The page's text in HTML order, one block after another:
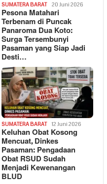
SUMATERA BARAT 20 Juni 2026
Pesona Matahari
Terbenam di Puncak
Panaroma Dua Koto:
Surga Tersembunyi
Pasaman yang Siap Jadi
Desti…
SUMATERA BARAT 12 Juni 2026
Keluhan Obat Kosong
Mencuat, Dinkes
Pasaman: Pengadaan
Obat RSUD Sudah
Menjadi Kewenangan
BLUD